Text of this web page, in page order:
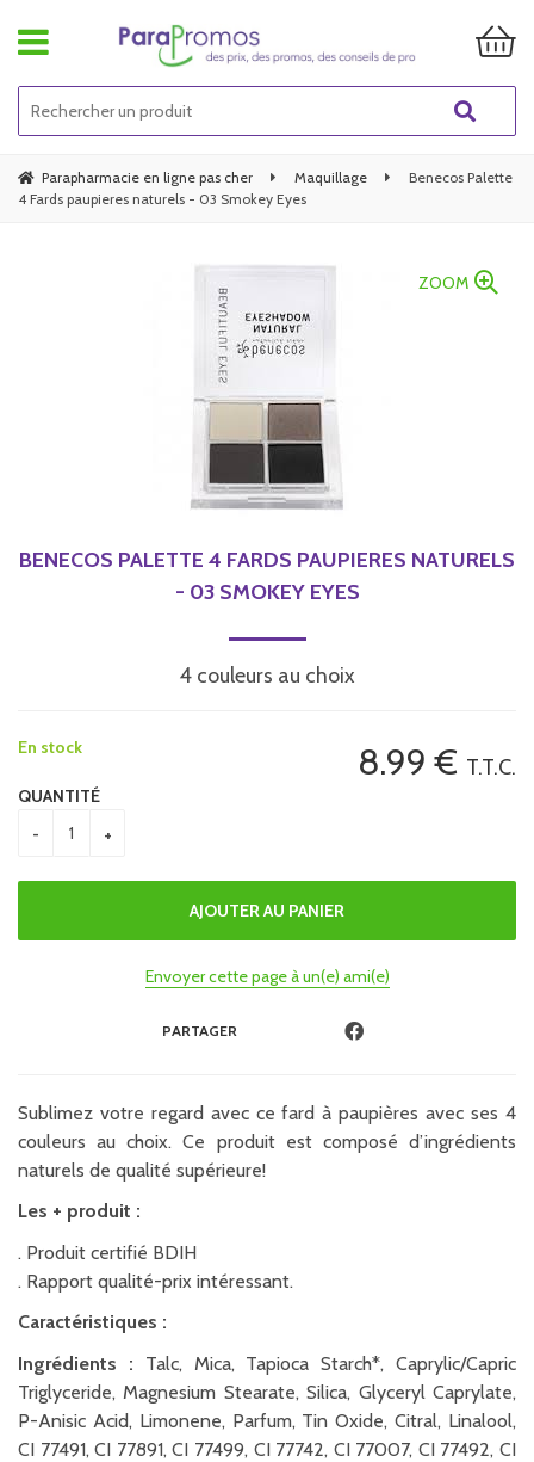
Parapharmacie en ligne pas cher Maquillage
Benecos Palette
4 Fards paupieres naturels - 03 Smokey Eyes
ZOOM
BENECOS PALETTE 4 FARDS PAUPIERES NATURELS
- 03 SMOKEY EYES
4 couleurs au choix
8.99 € T.T.C.
En stock
QUANTITÉ
Envoyer cette page à un(e) ami(e)
PARTAGER
Sublimez votre regard avec ce fard à paupières avec ses 4
couleurs au choix. Ce produit est composé d’ingrédients
naturels de qualité supérieure!
Les + produit :
. Produit certifié BDIH
. Rapport qualité-prix intéressant.
Caractéristiques :
Ingrédients : Talc, Mica, Tapioca Starch*, Caprylic/Capric
Triglyceride, Magnesium Stearate, Silica, Glyceryl Caprylate,
P-Anisic Acid, Limonene, Parfum, Tin Oxide, Citral, Linalool,
CI 77491, CI 77891, CI 77499, CI 77742, CI 77007, CI 77492, CI